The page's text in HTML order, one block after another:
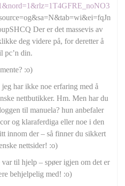
Der er det massevis av
deg videre på, for deretter å
pc’n din.
:o)
har ikke noe erfaring med å
nettbutikker. Hm. Men har du
til manuela? hun anbefaler
og klaraferdiga eller noe i den
innom der – så finner du sikkert
nettsider! :o)
var til hjelp – spøer igjen om det er
behjelpelig med! :o)